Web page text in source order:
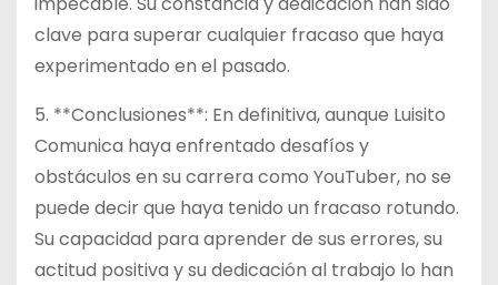
clave para superar cualquier fracaso que haya
experimentado en el pasado.
5. **Conclusiones**: En definitiva, aunque Luisito
Comunica haya enfrentado desafíos y
obstáculos en su carrera como YouTuber, no se
puede decir que haya tenido un fracaso rotundo.
Su capacidad para aprender de sus errores, su
actitud positiva y su dedicación al trabajo lo han